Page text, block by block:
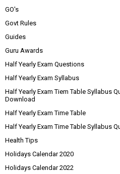
GO's
Govt Rules
Guides
Guru Awards
Half Yearly Exam Questions
Half Yearly Exam Syllabus
Half Yearly Exam Tiem Table Syllabus
Download
Half Yearly Exam Time Table
Half Yearly Exam Time Table Syllabus
Health Tips
Holidays Calendar 2020
Holidays Calendar 2022